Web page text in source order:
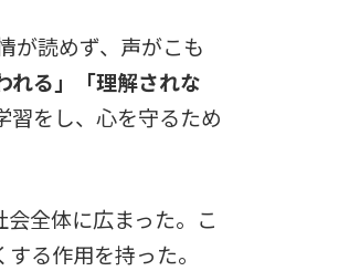
が読めず、声がこも
れる」「理解されな
習をし、心を守るため
全体に広まった。こ
る作用を持った。